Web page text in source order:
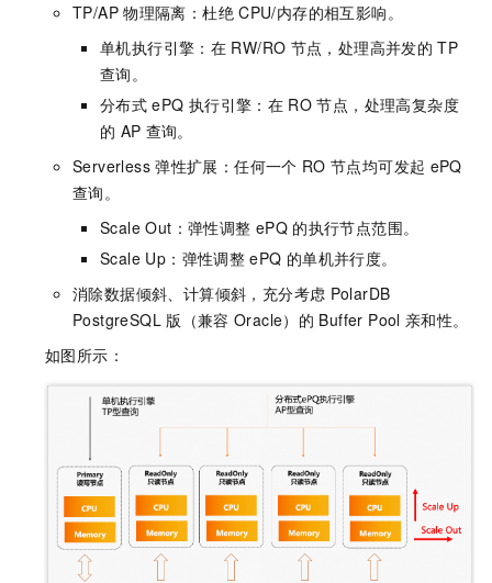
TP/AP 物理隔离：杜绝 CPU/内存的相互影响。
单机执行引擎：在 RW/RO 节点，处理高并发的 TP
查询。
分布式 ePQ 执行引擎：在 RO 节点，处理高复杂度
的 AP 查询。
Serverless 弹性扩展：任何一个 RO 节点均可发起 ePQ
查询。
Scale Out：弹性调整 ePQ 的执行节点范围。
Scale Up：弹性调整 ePQ 的单机并行度。
消除数据倾斜、计算倾斜，充分考虑 PolarDB
PostgreSQL 版（兼容 Oracle） 的 Buffer Pool 亲和性。
如图所示：